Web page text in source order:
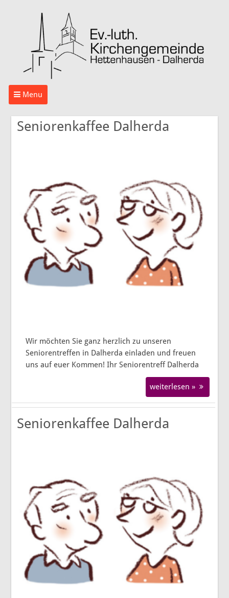
Menu
Seniorenkaffee Dalherda
Wir möchten Sie ganz herzlich zu unseren
Seniorentreffen in Dalherda einladen und freuen
uns auf euer Kommen! Ihr Seniorentreff Dalherda
weiterlesen »
Seniorenkaffee Dalherda